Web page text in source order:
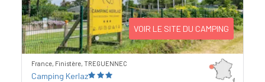
VOIR LE SITE DU CAMPING
France, Finistère, TREGUENNEC
Camping Kerlaz